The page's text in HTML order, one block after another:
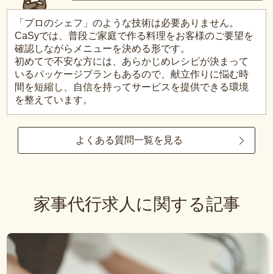
「プロのシェフ」のような技術は必要ありません。
CaSyでは、普段ご家庭で作る料理をお客様のご要望を
確認しながらメニューを決める形です。
初めてで不安な方には、あらかじめレシピが決まって
いるパッケージプランもあるので、献立作りに悩む時
間を短縮し、自信を持ってサービスを提供できる環境
を整えています。
よくある質問一覧を見る
家事代行求人に関する記事